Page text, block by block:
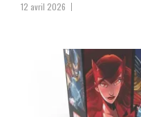
12 avril 2026